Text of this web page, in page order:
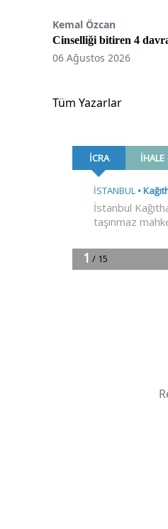
Kemal Özcan
Cinselliği bitiren 4
06 Ağustos 2026
Tüm Yazarlar